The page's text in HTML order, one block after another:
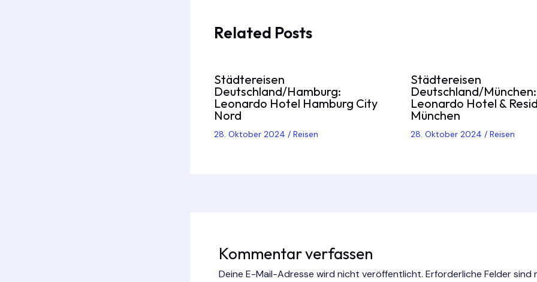
Related Posts
Städtereisen
Deutschland/Hamburg:
Leonardo Hotel Hamburg City
Nord
28. Oktober 2024 / Reisen
Städtereisen
Deutschland/München:
Leonardo Hotel &
München
28. Oktober 2024 / Reisen
Kommentar verfassen
Deine E-Mail-Adresse wird nicht veröffentlicht. Erforderliche Felder sind